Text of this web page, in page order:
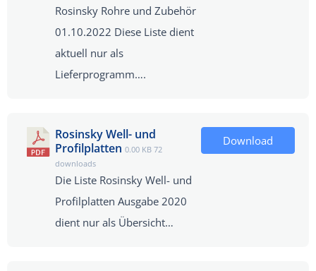
Rosinsky Rohre und Zubehör
01.10.2022 Diese Liste dient
aktuell nur als
Lieferprogramm….
Rosinsky Well- und
Profilplatten 0.00 KB 72
downloads
Die Liste Rosinsky Well- und
Profilplatten Ausgabe 2020
dient nur als Übersicht…
Download